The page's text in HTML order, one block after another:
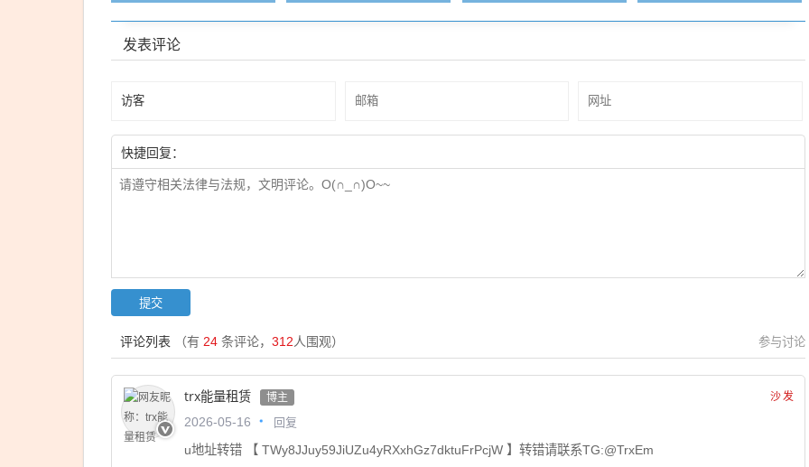
发表评论
快捷回复：
评论列表 （有 24 条评论， 312人围观） 参与讨论
trx能量租赁 博主 沙发
2026-05-16 回复
u地址转错 【 TWy8JJuy59JiUZu4yRXxhGz7dktuFrPcjW 】转错请联系TG:@TrxEm